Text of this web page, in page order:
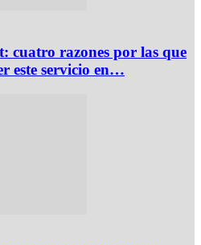
cuatro razones por las que
este servicio en…